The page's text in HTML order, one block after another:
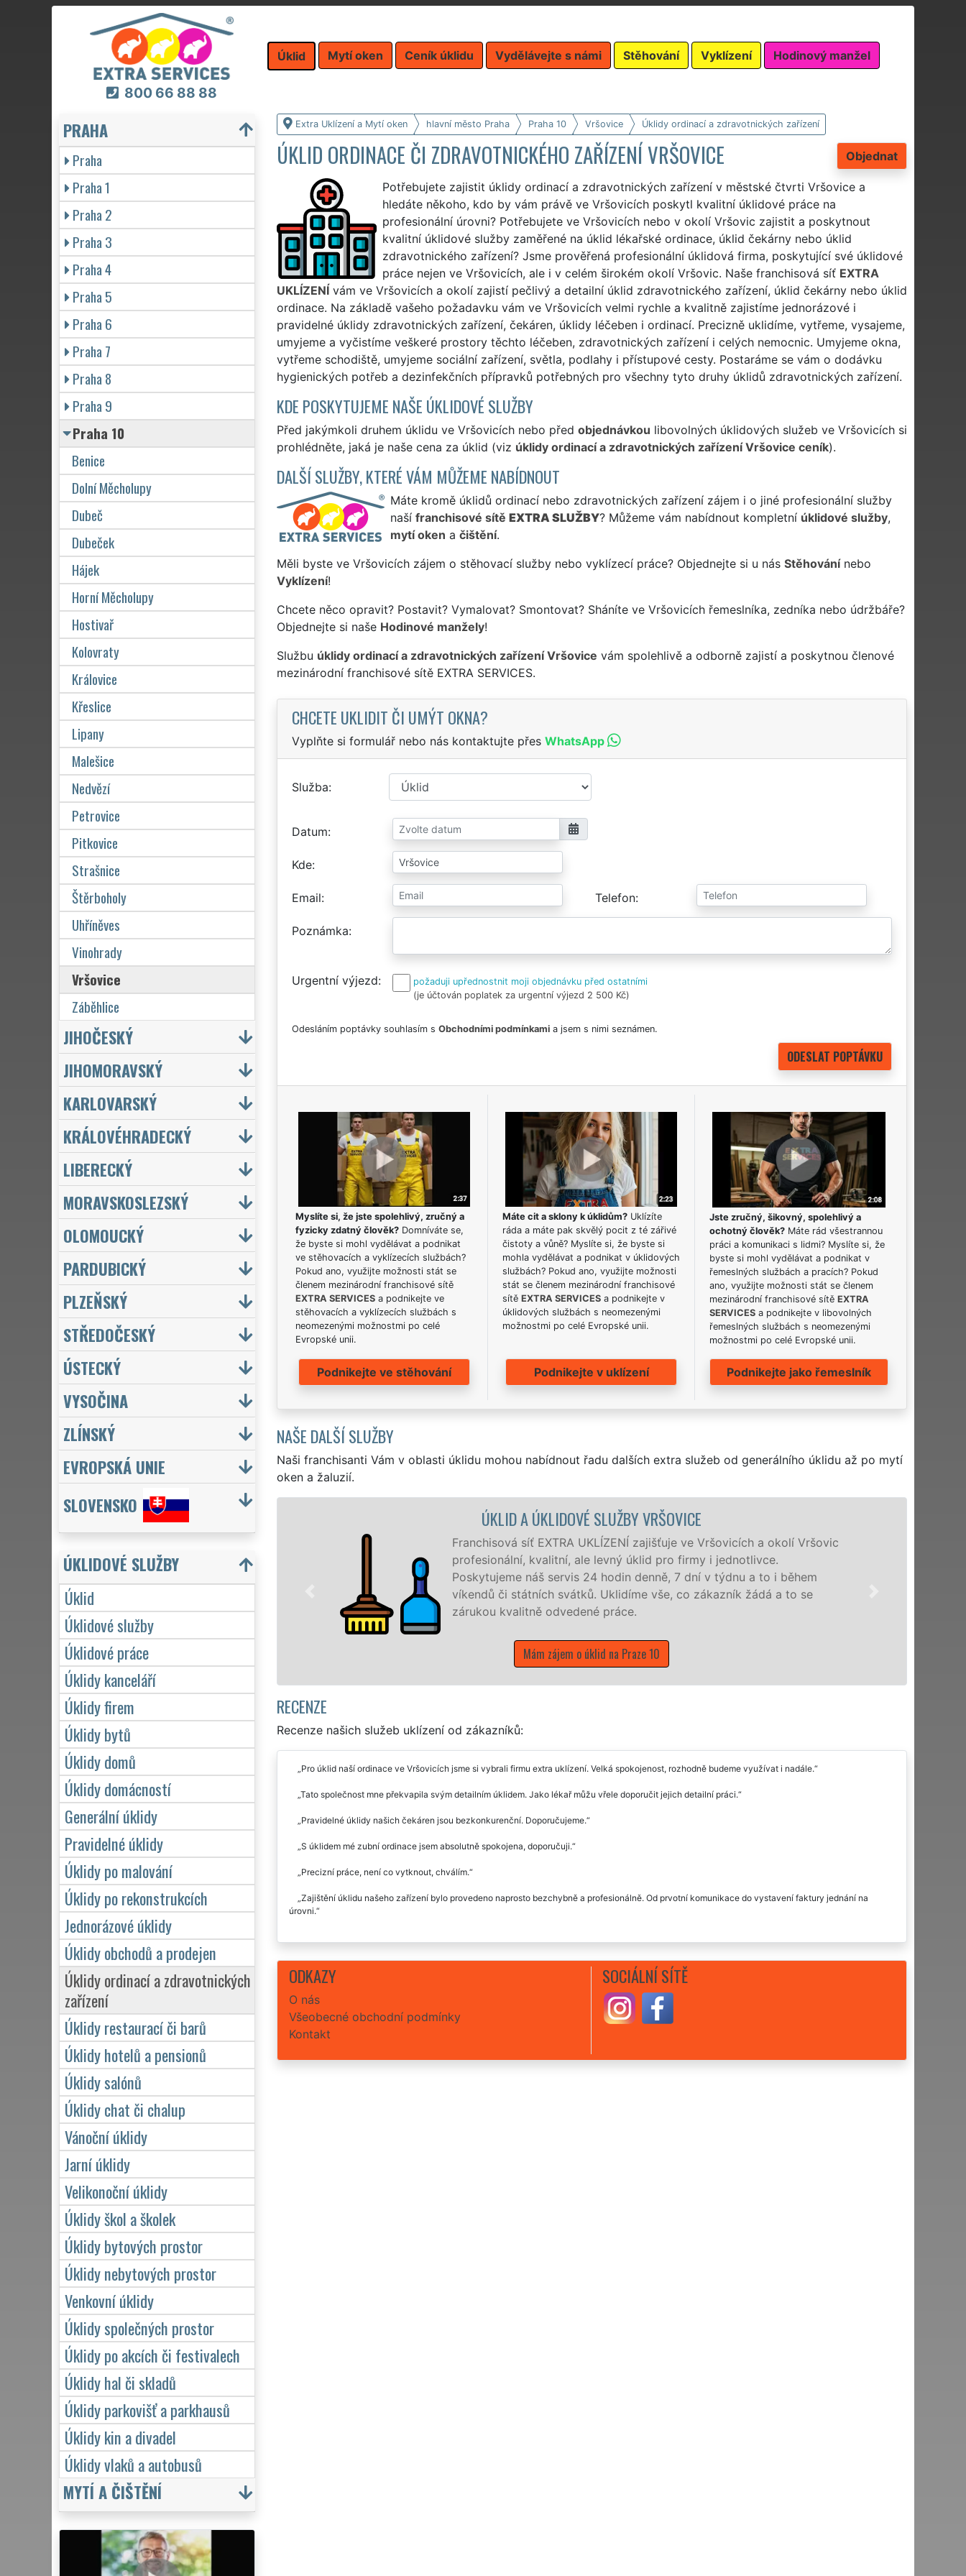
800 66 88 88
Úklid Mytí oken Ceník úklidu Vydělávejte s námi Stěhování Vyklízení Hodinový manžel
Extra Uklízení a Mytí oken hlavní město Praha Praha 10 Vršovice Úklidy ordinací a zdravotnických zařízení
Objednat
ÚKLID ORDINACE ČI ZDRAVOTNICKÉHO ZAŘÍZENÍ VRŠOVICE
Potřebujete zajistit úklidy ordinací a zdravotnických zařízení v městské čtvrti Vršovice a
hledáte někoho, kdo by vám právě ve Vršovicích poskytl kvalitní úklidové práce na
profesionální úrovni? Potřebujete ve Vršovicích nebo v okolí Vršovic zajistit a poskytnout
kvalitní úklidové služby zaměřené na úklid lékařské ordinace, úklid čekárny nebo úklid
zdravotnického zařízení? Jsme prověřená profesionální úklidová firma, poskytující své úklidové
práce nejen ve Vršovicích, ale i v celém širokém okolí Vršovic. Naše franchisová síť EXTRA
UKLÍZENÍvám ve Vršovicích a okolí zajistí pečlivý a detailní úklid zdravotnického zařízení, úklid čekárny nebo úklid
ordinace. Na základě vašeho požadavku vám ve Vršovicích velmi rychle a kvalitně zajistíme jednorázové i
pravidelné úklidy zdravotnických zařízení, čekáren, úklidy léčeben i ordinací. Precizně uklidíme, vytřeme, vysajeme,
umyjeme a vyčistíme veškeré prostory těchto léčeben, zdravotnických zařízení i celých nemocnic. Umyjeme okna,
vytřeme schodiště, umyjeme sociální zařízení, světla, podlahy i přístupové cesty. Postaráme se vám o dodávku
hygienických potřeb a dezinfekčních přípravků potřebných pro všechny tyto druhy úklidů zdravotnických zařízení.
KDE POSKYTUJEME NAŠE ÚKLIDOVÉ SLUŽBY
Před jakýmkoli druhem úklidu ve Vršovicích nebo před objednávkou libovolných úklidových služeb ve Vršovicích si
prohlédněte, jaká je naše cena za úklid (viz úklidy ordinací a zdravotnických zařízení Vršovice ceník).
DALŠÍ SLUŽBY, KTERÉ VÁM MŮŽEME NABÍDNOUT
Máte kromě úklidů ordinací nebo zdravotnických zařízení zájem i o jiné profesionální služby
naší franchisové sítě EXTRA SLUŽBY? Můžeme vám nabídnout kompletní úklidové služby,
mytí oken a čištění.
Měli byste ve Vršovicích zájem o stěhovací služby nebo vyklízecí práce? Objednejte si u nás Stěhovánínebo
Vyklízení!
Chcete něco opravit? Postavit? Vymalovat? Smontovat? Sháníte ve Vršovicích řemeslníka, zedníka nebo údržbáře?
Objednejte si naše Hodinové manžely!
Službu úklidy ordinací a zdravotnických zařízení Vršovice vám spolehlivě a odborně zajistí a poskytnou členové
mezinárodní franchisové sítě EXTRA SERVICES.
CHCETE UKLIDIT ČI UMÝT OKNA?
Vyplňte si formulář nebo nás kontaktujte přes WhatsApp
Služba
Datum
Kde
Email Telefon
Poznámka
Urgentní výjezd
požaduji upřednostnit moji objednávku před ostatními
(je účtován poplatek za urgentní výjezd 2 500 Kč)
Odesláním poptávky souhlasím s Obchodními podmínkamia jsem s nimi seznámen.
Myslíte si, že jste spolehlivý, zručný a
fyzicky zdatný člověk?Domníváte se,
že byste si mohl vydělávat a podnikat
ve stěhovacích a vyklízecích službách?
Pokud ano, využijte možnosti stát se
členem mezinárodní franchisové sítě
EXTRA SERVICESa podnikejte ve
stěhovacích a vyklízecích službách s
neomezenými možnostmi po celé
Evropské unii.
Podnikejte ve stěhování
Máte cit a sklony k úklidům?Uklízíte
ráda a máte pak skvělý pocit z té zářivé
čistoty a vůně? Myslíte si, že byste si
mohla vydělávat a podnikat v úklidových
službách? Pokud ano, využijte možnosti
stát se členem mezinárodní franchisové
sítě EXTRA SERVICESa podnikejte v
úklidových službách s neomezenými
možnostmi po celé Evropské unii.
Podnikejte v uklízení
Jste zručný, šikovný, spolehlivý a
ochotný člověk? Máte rád všestrannou
práci a komunikaci s lidmi? Myslíte si, že
byste si mohl vydělávat a podnikat v
řemeslných službách a pracích? Pokud
ano, využijte možnosti stát se členem
mezinárodní franchisové sítěEXTRA
SERVICES a podnikejte v libovolných
řemeslných službách s neomezenými
možnostmi po celé Evropské unii.
Podnikejte jako řemeslník
NAŠE DALŠÍ SLUŽBY
Naši franchisanti Vám v oblasti úklidu mohou nabídnout řadu dalších extra služeb od generálního úklidu až po mytí
oken a žaluzií.
ÚKLID A ÚKLIDOVÉ SLUŽBY VRŠOVICE
Franchisová síť EXTRA UKLÍZENÍ zajišťuje ve Vršovicích a okolí Vršovic
profesionální, kvalitní, ale levný úklid pro firmy i jednotlivce.
Poskytujeme náš servis 24 hodin denně, 7 dní v týdnu a to i během
víkendů či státních svátků. Uklidíme vše, co zákazník žádá a to se
zárukou kvalitně odvedené práce.
Naše společnost EXTRA UKLÍZENÍ poskytuje
profesionální úklidové služby NON-STOP.
nabízíme pro všechny obchodní společnosti,
domácnosti v celém hlavním městě Praha s
RECENZE
Recenze našich služeb uklízení od zákazníků:
Pro úklid naší ordinace ve Vršovicích jsme si vybrali firmu extra uklízení. Velká spokojenost, rozhodně budeme využívat i nadále.
Tato společnost mne překvapila svým detailním úklidem. Jako lékař můžu vřele doporučit jejich detailní práci.
Pravidelné úklidy našich čekáren jsou bezkonkurenční. Doporučujeme.
S úklidem mé zubní ordinace jsem absolutně spokojena, doporučuji.
Precizní práce, není co vytknout, chválím.
Zajištění úklidu našeho zařízení bylo provedeno naprosto bezchybně a profesionálně. Od prvotní komunikace do vystavení faktury jednání na
úrovni.
ODKAZY
O nás
Všeobecné obchodní podmínky
Kontakt
SOCIÁLNÍ SÍTĚ
PRAHA
Praha
Praha 1
Praha 2
Praha 3
Praha 4
Praha 5
Praha 6
Praha 7
Praha 8
Praha 9
Praha 10
Benice
Dolní Měcholupy
Dubeč
Dubeček
Hájek
Horní Měcholupy
Hostivař
Kolovraty
Královice
Křeslice
Lipany
Malešice
Nedvězí
Petrovice
Pitkovice
Strašnice
Štěrboholy
Uhříněves
Vinohrady
Vršovice
Záběhlice
JIHOČESKÝ
JIHOMORAVSKÝ
KARLOVARSKÝ
KRÁLOVÉHRADECKÝ
LIBERECKÝ
MORAVSKOSLEZSKÝ
OLOMOUCKÝ
PARDUBICKÝ
PLZEŇSKÝ
STŘEDOČESKÝ
ÚSTECKÝ
VYSOČINA
ZLÍNSKÝ
EVROPSKÁ UNIE
SLOVENSKO
ÚKLIDOVÉ SLUŽBY
Úklid
Úklidové služby
Úklidové práce
Úklidy kanceláří
Úklidy firem
Úklidy bytů
Úklidy domů
Úklidy domácností
Generální úklidy
Pravidelné úklidy
Úklidy po malování
Úklidy po rekonstrukcích
Jednorázové úklidy
Úklidy obchodů a prodejen
Úklidy ordinací a zdravotnických
zařízení
Úklidy restaurací či barů
Úklidy hotelů a pensionů
Úklidy salónů
Úklidy chat či chalup
Vánoční úklidy
Jarní úklidy
Velikonoční úklidy
Úklidy škol a školek
Úklidy bytových prostor
Úklidy nebytových prostor
Venkovní úklidy
Úklidy společných prostor
Úklidy po akcích či festivalech
Úklidy hal či skladů
Úklidy parkovišť a parkhausů
Úklidy kin a divadel
Úklidy vlaků a autobusů
MYTÍ A ČIŠTĚNÍ